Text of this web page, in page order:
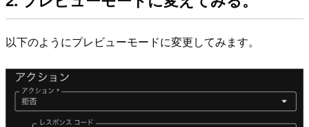
以下のようにプレビューモードに変更してみます。